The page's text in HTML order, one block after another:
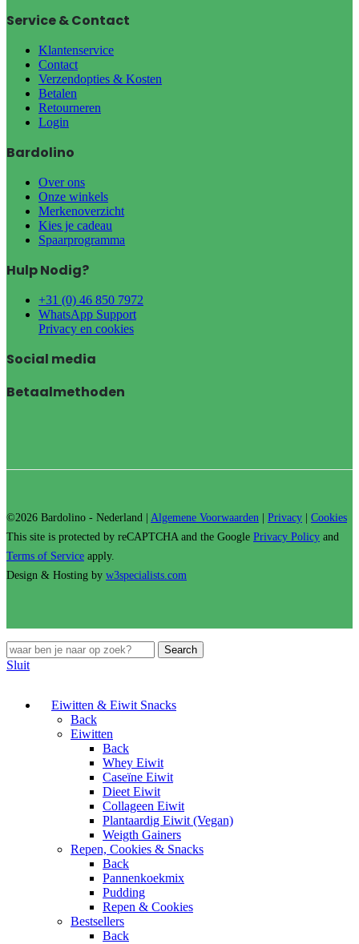
Service & Contact
Klantenservice
Contact
Verzendopties & Kosten
Betalen
Retourneren
Login
Bardolino
Over ons
Onze winkels
Merkenoverzicht
Kies je cadeau
Spaarprogramma
Hulp Nodig?
+31 (0) 46 850 7972
WhatsApp Support
Privacy en cookies
Social media
Betaalmethoden
©2026 Bardolino - Nederland | Algemene Voorwaarden | Privacy | Cookies
This site is protected by reCAPTCHA and the Google Privacy Policy and
Terms of Service apply.
Design & Hosting by w3specialists.com
Search
Sluit
Eiwitten & Eiwit Snacks
Back
Eiwitten
Back
Whey Eiwit
Caseïne Eiwit
Dieet Eiwit
Collageen Eiwit
Plantaardig Eiwit (Vegan)
Weigth Gainers
Repen, Cookies & Snacks
Back
Pannenkoekmix
Pudding
Repen & Cookies
Bestsellers
Back